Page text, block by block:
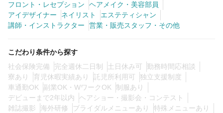
フロント・レセプション
ヘアメイク・美容部員
アイデザイナー
ネイリスト
エステティシャン
講師・インストラクター
営業・販売スタッフ・その他
こだわり条件から探す
社会保険完備
完全週休二日制 土日休み可
勤務時間応相談
寮あり
育児休暇実績あり 託児所利用可
独立支援制度
車通勤OK
副業OK・WワークOK 制服あり
デビューまで2年以内
ヘアショー・撮影会・コンテスト
雑誌撮影
海外研修 ブライダルメニューあり
特殊メニューあり